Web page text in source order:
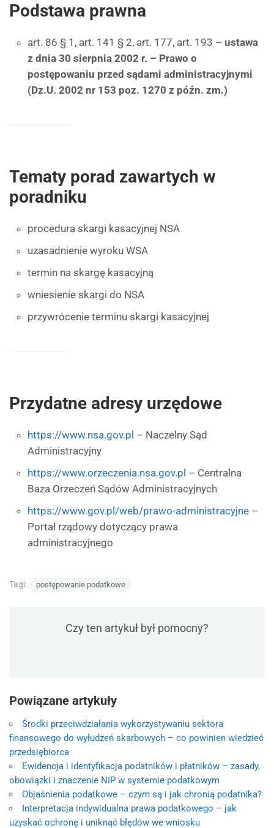
Podstawa prawna
art. 86 § 1, art. 141 § 2, art. 177, art. 193 – ustawa
z dnia 30 sierpnia 2002 r. – Prawo o
postępowaniu przed sądami administracyjnymi
(Dz.U. 2002 nr 153 poz. 1270 z późn. zm.)
Tematy porad zawartych w
poradniku
procedura skargi kasacyjnej NSA
uzasadnienie wyroku WSA
termin na skargę kasacyjną
wniesienie skargi do NSA
przywrócenie terminu skargi kasacyjnej
Przydatne adresy urzędowe
https://www.nsa.gov.pl – Naczelny Sąd
Administracyjny
https://www.orzeczenia.nsa.gov.pl – Centralna
Baza Orzeczeń Sądów Administracyjnych
https://www.gov.pl/web/prawo-administracyjne –
Portal rządowy dotyczący prawa
administracyjnego
Tagi: postępowanie podatkowe
Czy ten artykuł był pomocny?
Powiązane artykuły
Środki przeciwdziałania wykorzystywaniu sektora
finansowego do wyłudzeń skarbowych – co powinien wiedzieć
przedsiębiorca
Ewidencja i identyfikacja podatników i płatników – zasady,
obowiązki i znaczenie NIP w systemie podatkowym
Objaśnienia podatkowe – czym są i jak chronią podatnika?
Interpretacja indywidualna prawa podatkowego – jak
uzyskać ochronę i uniknąć błędów we wniosku